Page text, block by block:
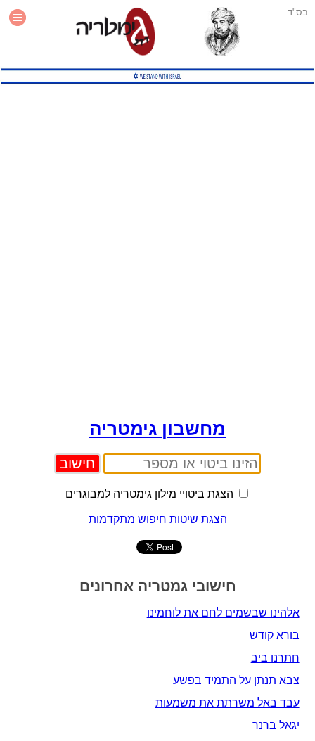
בס"ד
עזרה
מחשבון גימטריה
הצגת ביטויי מילון גימטריה למבוגרים
הצגת שיטות חיפוש מתקדמות
חישובי גמטריה אחרונים
אלהינו שבשמים לחם את לוחמינו
בורא קודש
חתרנו ביב
צבא תנתן על התמיד בפשע
עבד באל משרתת את משמעות
יגאל ברנר